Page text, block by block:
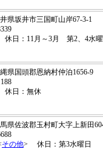
井県坂井市三国町山岸67-3-1
休日：11月～3月 第2、4水
縄県国頭郡恩納村仲泊1656-9
休日：無休
馬県佐波郡玉村町大字上新田
その他> 休日：第3水曜日